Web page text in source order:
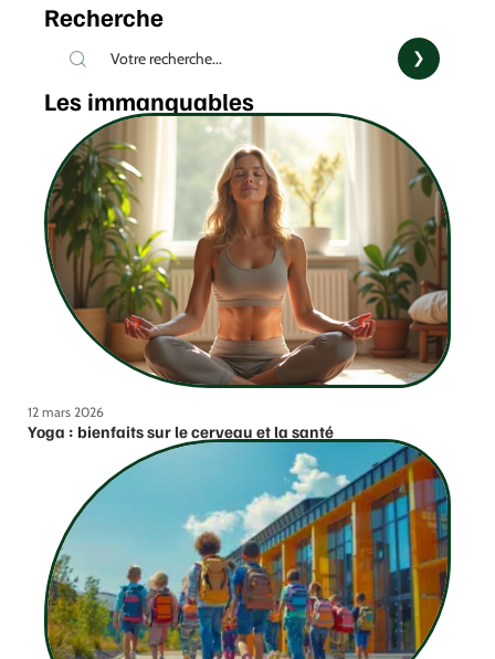
Recherche
Les immanquables
12 mars 2026
Yoga : bienfaits sur le cerveau et la santé